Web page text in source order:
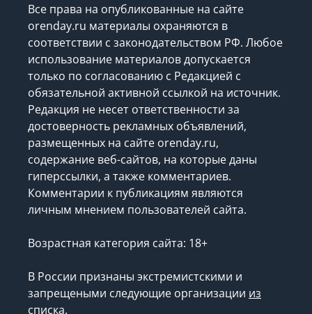
Все права на опубликованные на сайте
orenday.ru материалы охраняются в
соответствии с законодательством РФ. Любое
использование материалов допускается
только по согласованию с Редакцией с
обязательной активной ссылкой на источник.
Редакция не несет ответственности за
достоверность рекламных объявлений,
размещенных на сайте orenday.ru,
содержание веб-сайтов, на которые даны
гиперссылки, а также комментариев.
Комментарии к публикациям являются
личным мнением пользователей сайта.
Возрастная категория сайта: 18+
В России признаны экстремистскими и
запрещеными следующие организации из
списка.